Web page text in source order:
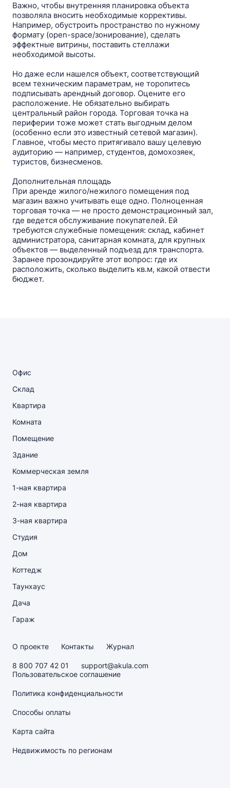
Важно, чтобы внутренняя планировка объекта
позволяла вносить необходимые коррективы.
Например, обустроить пространство по нужному
формату (open-space/зонирование), сделать
эффектные витрины, поставить стеллажи
необходимой высоты.
Но даже если нашелся объект, соответствующий
всем техническим параметрам, не торопитесь
подписывать арендный договор. Оцените его
расположение. Не обязательно выбирать
центральный район города. Торговая точка на
периферии тоже может стать выгодным делом
(особенно если это известный сетевой магазин).
Главное, чтобы место притягивало вашу целевую
аудиторию — например, студентов, домохозяек,
туристов, бизнесменов.
Дополнительная площадь
При аренде жилого/нежилого помещения под
магазин важно учитывать еще одно. Полноценная
торговая точка — не просто демонстрационный зал,
где ведется обслуживание покупателей. Ей
требуются служебные помещения: склад, кабинет
администратора, санитарная комната, для крупных
объектов — выделенный подъезд для транспорта.
Заранее прозондируйте этот вопрос: где их
расположить, сколько выделить кв.м, какой отвести
бюджет.
Офис
Склад
Квартира
Комната
Помещение
Здание
Коммерческая земля
1-ная квартира
2-ная квартира
3-ная квартира
Студия
Дом
Коттедж
Таунхаус
Дача
Гараж
О проекте Контакты Журнал
8 800 707 42 01
support@akula.com
Пользовательское соглашение
Политика конфиденциальности
Способы оплаты
Карта сайта
Недвижимость по регионам